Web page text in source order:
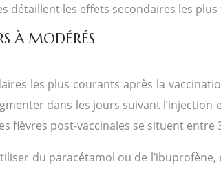
détaillent les effets secondaires les
À MODÉRÉS
les plus courants après la
dans les jours suivant
fièvres post-vaccinales se situent entre
du paracétamol ou de